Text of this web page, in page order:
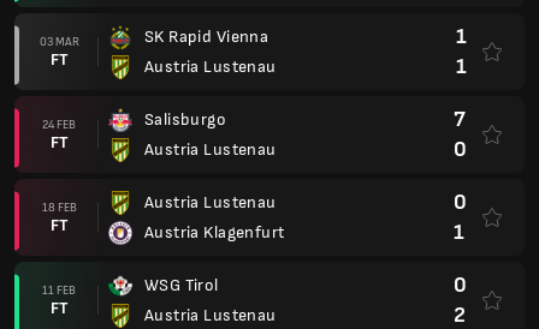
03 MAR
FT
SK Rapid Vienna
Austria Lustenau
1
1
24 FEB
FT
Salisburgo
Austria Lustenau
7
0
18 FEB
FT
Austria Lustenau
Austria Klagenfurt
0
1
11 FEB
FT
WSG Tirol
Austria Lustenau
0
2